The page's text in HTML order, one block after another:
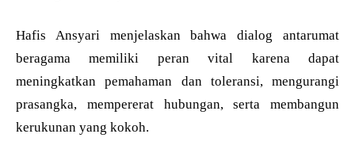
Hafis Ansyari menjelaskan bahwa dialog antarumat
beragama memiliki peran vital karena dapat
meningkatkan pemahaman dan toleransi, mengurangi
prasangka, mempererat hubungan, serta membangun
kerukunan yang kokoh.